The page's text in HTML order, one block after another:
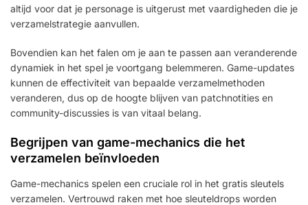
altijd voor dat je personage is uitgerust met vaardigheden die je
verzamelstrategie aanvullen.
Bovendien kan het falen om je aan te passen aan veranderende
dynamiek in het spel je voortgang belemmeren. Game-updates
kunnen de effectiviteit van bepaalde verzamelmethoden
veranderen, dus op de hoogte blijven van patchnotities en
community-discussies is van vitaal belang.
Begrijpen van game-mechanics die het
verzamelen beïnvloeden
Game-mechanics spelen een cruciale rol in het gratis sleutels
verzamelen. Vertrouwd raken met hoe sleuteldrops worden